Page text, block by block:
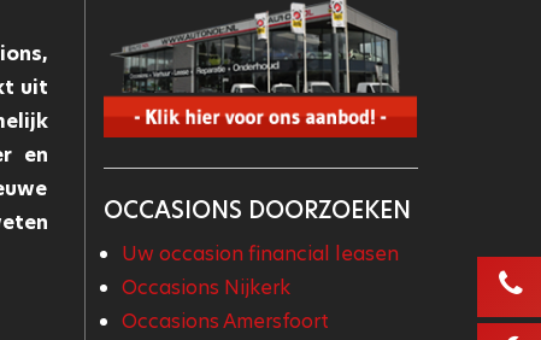
uit
en
OCCASIONS DOORZOEKEN
Uw occasion financial leasen
Occasions Nijkerk
Occasions Amersfoort